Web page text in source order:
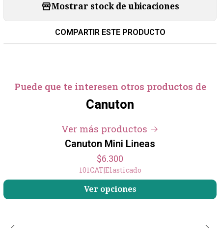
Mostrar stock de ubicaciones
COMPARTIR ESTE PRODUCTO
Puede que te interesen otros productos de
Canuton
Ver más productos
Canuton Mini Lineas
$6.300
101CAT|Elasticado
Ver opciones